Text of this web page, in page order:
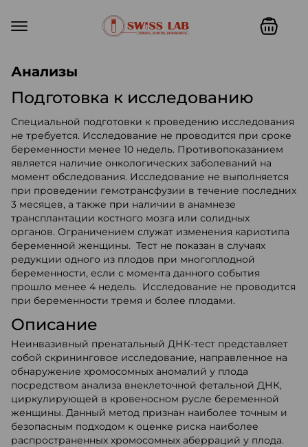
Анализы
Подготовка к исследованию
Специальной подготовки к проведению исследования
не требуется. Исследование не проводится при сроке
беременности менее 10 недель. Противопоказанием
является наличие онкологических заболеваний на
момент обследования. Исследование не выполняется
при проведении гемотрансфузии в течение последних
3 месяцев, а также при наличии в анамнезе
трансплантации костного мозга или солидных
органов. Ограничением служат изменения кариотипа
беременной женщины. Тест не показан в случаях
редукции одного из плодов при многоплодной
беременности, если с момента данного события
прошло менее 4 недель. Исследование не проводится
при беременности тремя и более плодами.
Описание
Неинвазивный пренатальный ДНК-тест представляет
собой скрининговое исследование, направленное на
обнаружение хромосомных аномалий у плода
посредством анализа внеклеточной фетальной ДНК,
циркулирующей в кровеносном русле беременной
женщины. Данный метод признан наиболее точным и
безопасным подходом к оценке риска наиболее
распространенных хромосомных аберраций у плода.